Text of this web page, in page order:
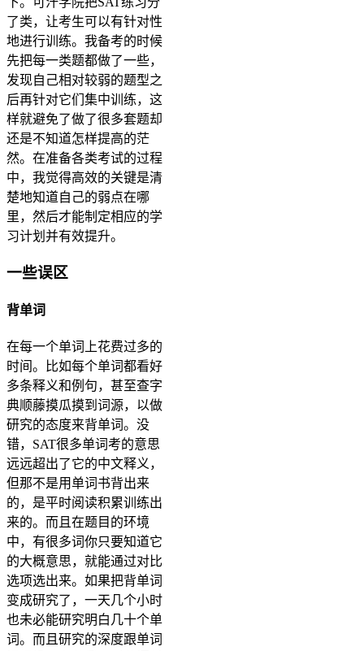
了类，让考生可以有针对性
地进行训练。我备考的时候
先把每一类题都做了一些，
发现自己相对较弱的题型之
后再针对它们集中训练，这
样就避免了做了很多套题却
还是不知道怎样提高的茫
然。在准备各类考试的过程
中，我觉得高效的关键是清
楚地知道自己的弱点在哪
里，然后才能制定相应的学
习计划并有效提升。
一些误区
背单词
在每一个单词上花费过多的
时间。比如每个单词都看好
多条释义和例句，甚至查字
典顺藤摸瓜摸到词源，以做
研究的态度来背单词。没
错，SAT很多单词考的意思
远远超出了它的中文释义，
但那不是用单词书背出来
的，是平时阅读积累训练出
来的。而且在题目的环境
中，有很多词你只要知道它
的大概意思，就能通过对比
选项选出来。如果把背单词
变成研究了，一天几个小时
也未必能研究明白几十个单
词。而且研究的深度跟单词